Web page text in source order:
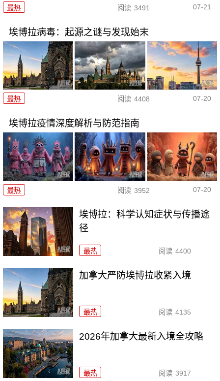
最热 阅读 3491 07-21
埃博拉病毒：起源之谜与发现始末
最热 阅读 4408 07-20
埃博拉疫情深度解析与防范指南
最热 阅读 3952 07-20
埃博拉：科学认知症状与传播途
径
最热 阅读 4400
加拿大严防埃博拉收紧入境
最热 阅读 4135
2026年加拿大最新入境全攻略
最热 阅读 3917